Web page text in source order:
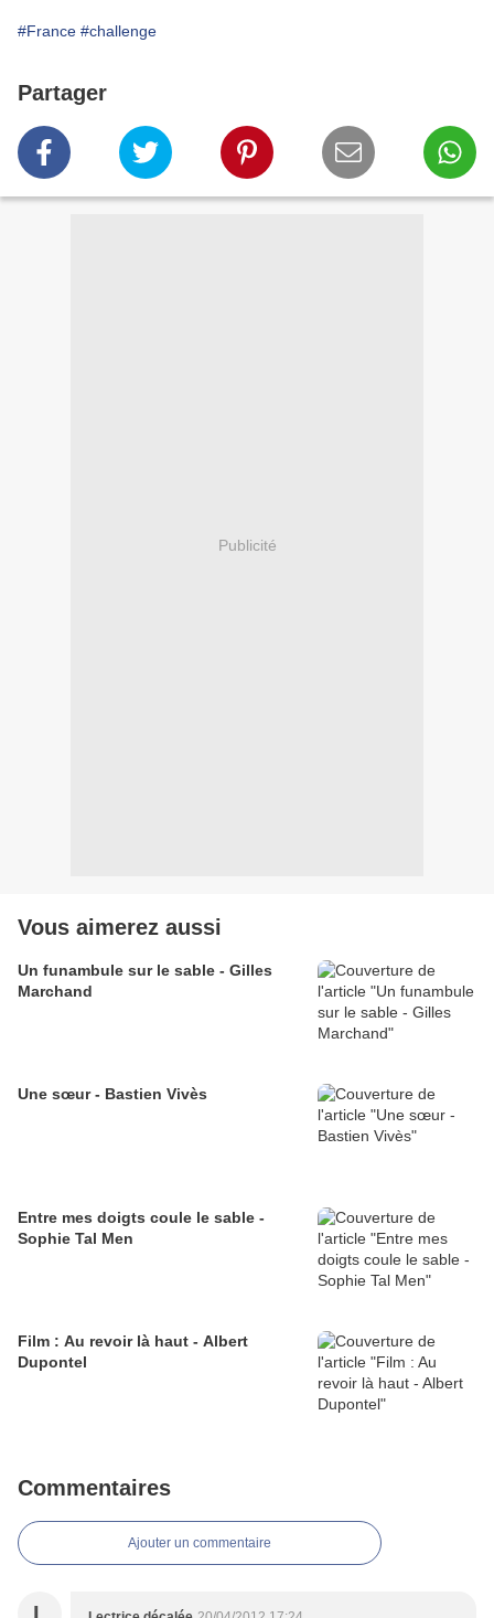
#France #challenge
Partager
Publicité
Vous aimerez aussi
Un funambule sur le sable - Gilles
Marchand
Une sœur - Bastien Vivès
Entre mes doigts coule le sable -
Sophie Tal Men
Film : Au revoir là haut - Albert
Dupontel
Commentaires
Ajouter un commentaire